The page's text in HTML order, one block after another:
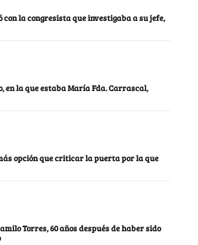
con la congresista que investigaba a su jefe,
en la que estaba María Fda. Carrascal,
opción que criticar la puerta por la que
Torres, 60 años después de haber sido